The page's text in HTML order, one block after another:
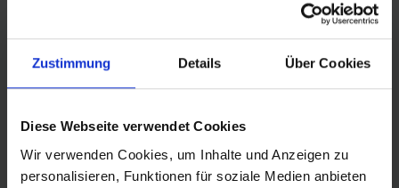
Zustimmung Details Über Cookies
Diese Webseite verwendet Cookies
Wir verwenden Cookies, um Inhalte und Anzeigen zu
personalisieren, Funktionen für soziale Medien anbieten
DIMENSIONI DEI
PNEUMATICI
COMBINABILI